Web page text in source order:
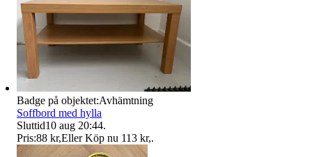
Badge på objektet:Avhämtning
Soffbord med hylla
Sluttid10 aug 20:44.
Pris:88 kr,Eller Köp nu 113 kr,.